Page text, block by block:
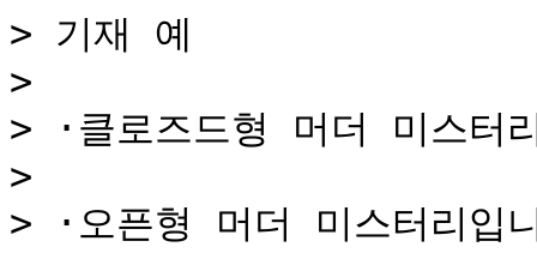
> 기재 예
>
> ·클로즈드형 머더 미스터
>
> ·오픈형 머더 미스터리입